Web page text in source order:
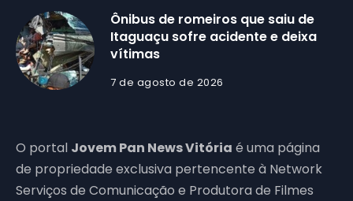
Ônibus de romeiros que saiu de
Itaguaçu sofre acidente e deixa
vítimas
7 de agosto de 2026
O portal Jovem Pan News Vitória é uma página
de propriedade exclusiva pertencente à Network
Serviços de Comunicação e Produtora de Filmes